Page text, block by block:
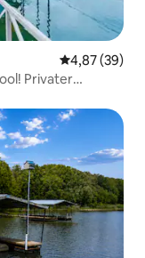
4,87 (39)
Privater